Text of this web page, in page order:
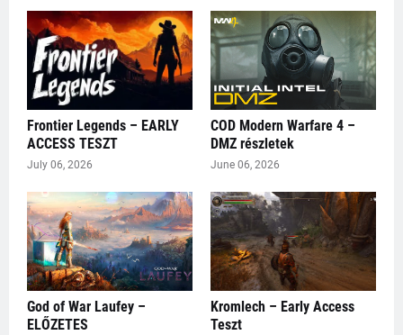
Frontier Legends – EARLY
ACCESS TESZT
July 06, 2026
COD Modern Warfare 4 –
DMZ részletek
June 06, 2026
God of War Laufey –
ELŐZETES
Kromlech – Early Access
Teszt